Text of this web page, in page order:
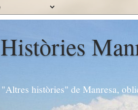
Històries
"Altres històries" de Manresa,